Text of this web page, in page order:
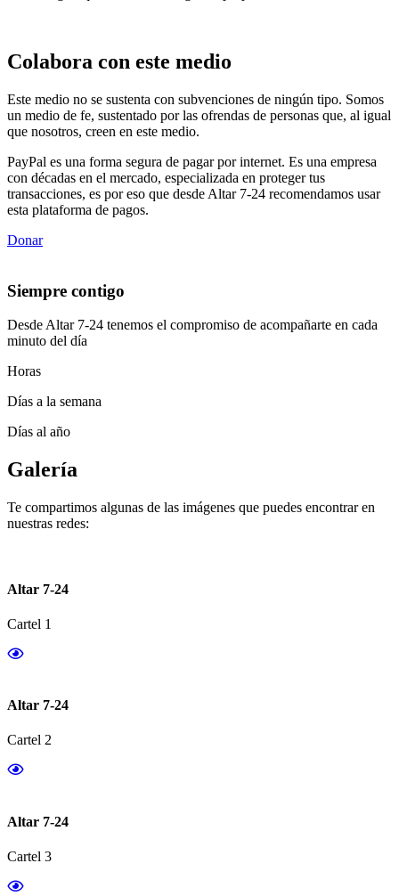
Colabora con este medio
Este medio no se sustenta con subvenciones de ningún tipo. Somos
un medio de fe, sustentado por las ofrendas de personas que, al igual
que nosotros, creen en este medio.
PayPal es una forma segura de pagar por internet. Es una empresa
con décadas en el mercado, especializada en proteger tus
transacciones, es por eso que desde Altar 7-24 recomendamos usar
esta plataforma de pagos.
Donar
Siempre contigo
Desde Altar 7-24 tenemos el compromiso de acompañarte en cada
minuto del día
Horas
Días a la semana
Días al año
Galería
Te compartimos algunas de las imágenes que puedes encontrar en
nuestras redes:
Altar 7-24
Cartel 1
Altar 7-24
Cartel 2
Altar 7-24
Cartel 3